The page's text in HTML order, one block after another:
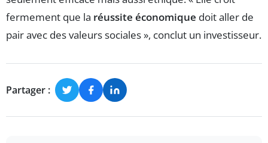
fermement que la réussite économique doit aller de
pair avec des valeurs sociales », conclut un investisseur.
Partager :